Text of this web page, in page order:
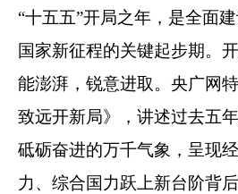
“十五五”开局之年，是全面
国家新征程的关键起步期。
能澎湃，锐意进取。央广网
致远开新局》，讲述过去五
砥砺奋进的万千气象，呈现
力、综合国力跃上新台阶背